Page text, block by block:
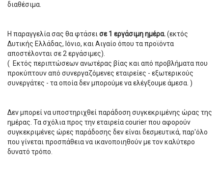
διαθέσιμα.
Η παραγγελία σας θα φτάσει σε 1 εργάσιμη ημέρα.(εκτός
Δυτικής Ελλάδας, Ιόνιο, και Αιγαίο όπου τα προϊόντα
αποστέλονται σε 2 εργάσιμες).
( Εκτός περιπτώσεων ανωτέρας βίας και από προβλήματα που
προκύπτουν από συνεργαζόμενες εταιρείες - εξωτερικούς
συνεργάτες - τα οποία δεν μπορούμε να ελέγξουμε άμεσα. )
Δεν μπορεί να υποστηριχθεί παράδοση συγκεκριμένης ώρας της
ημέρας. Τα σχόλια προς την εταιρεία courier που αφορούν
συγκεκριμένες ώρες παράδοσης δεν είναι δεσμευτικά, παρ'όλο
που γίνεται προσπάθεια να ικανοποιηθούν με τον καλύτερο
δυνατό τρόπο.